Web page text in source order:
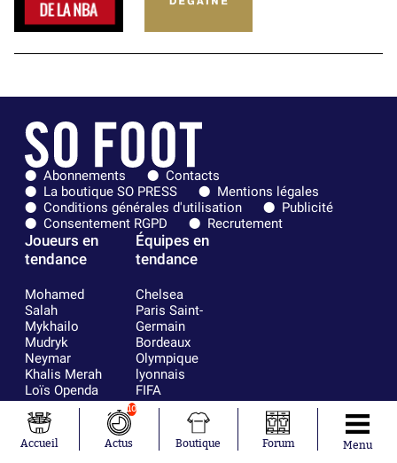
Abonnements
Contacts
La boutique SO PRESS
Mentions légales
Conditions générales d'utilisation
Publicité
Consentement RGPD
Recrutement
Joueurs en
tendance
Mohamed
Salah
Mykhailo
Mudryk
Neymar
Khalis Merah
Loïs Openda
Moussa
Niakhaté
Nicolás
Tagliafico
Équipes en
tendance
Chelsea
Paris Saint-
Germain
Bordeaux
Olympique
lyonnais
FIFA
Real Madrid
RC Strasbourg
AC Milan
France
Accueil
10
Actus Boutique Forum Menu